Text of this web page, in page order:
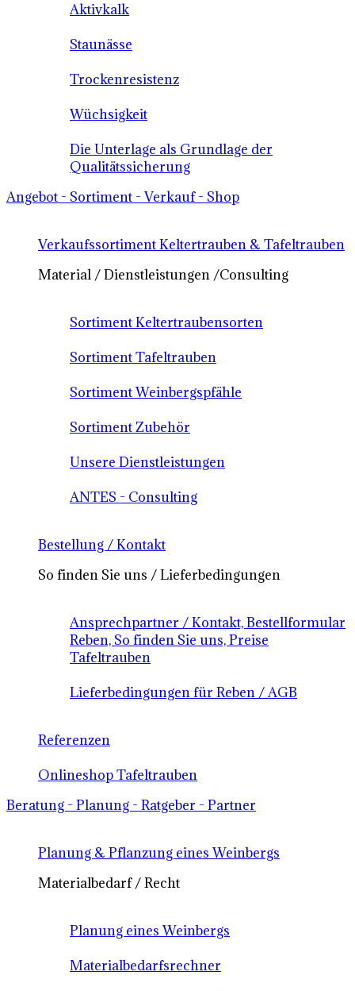
Aktivkalk
Staunässe
Trockenresistenz
Wüchsigkeit
Die Unterlage als Grundlage der
Qualitätssicherung
Angebot - Sortiment - Verkauf - Shop
Verkaufssortiment Keltertrauben & Tafeltrauben
Material / Dienstleistungen /Consulting
Sortiment Keltertraubensorten
Sortiment Tafeltrauben
Sortiment Weinbergspfähle
Sortiment Zubehör
Unsere Dienstleistungen
ANTES - Consulting
Bestellung / Kontakt
So finden Sie uns / Lieferbedingungen
Ansprechpartner / Kontakt, Bestellformular
Reben, So finden Sie uns, Preise
Tafeltrauben
Lieferbedingungen für Reben / AGB
Referenzen
Onlineshop Tafeltrauben
Beratung - Planung - Ratgeber - Partner
Planung & Pflanzung eines Weinbergs
Materialbedarf / Recht
Planung eines Weinbergs
Materialbedarfsrechner